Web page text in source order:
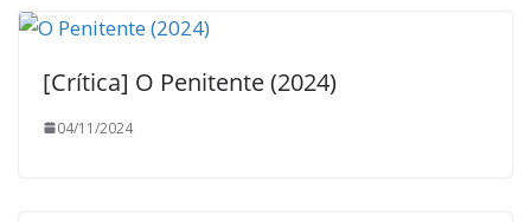
[Crítica] O Penitente (2024)
04/11/2024